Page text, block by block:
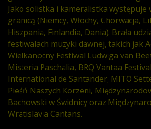
Jako solistka i kameralistka wy­stępuje
granicą (Niemcy, Włochy, Chorwacja,
Hiszpania, Finlandia, Dania). Brała
festiwalach muzyki dawnej, takich jak
Wielkanocny Festiwal Ludwiga van
Misteria Paschalia, BRQ Vantaa
International de Santander, MITO
Pieśń Naszych Korzeni,
Bachowski w Świdnicy oraz
Wratislavia Cantans.